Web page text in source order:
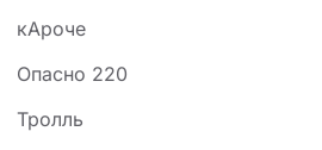
кАроче
Опасно 220
Тролль